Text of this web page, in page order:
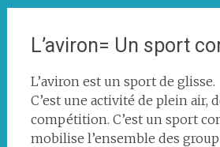
L’aviron= Un sport
L’aviron est un sport de glisse.
C’est une activité de plein air,
compétition. C’est un sport
mobilise l’ensemble des